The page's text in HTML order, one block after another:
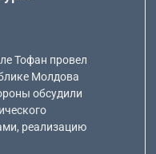
Тофан провел
Молдова
обсудили
реализацию